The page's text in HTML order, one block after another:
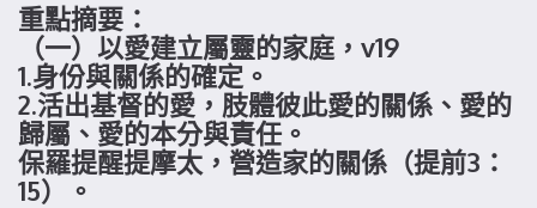
重點摘要：
（一）以愛建立屬靈的家庭，v19
1.身份與關係的確定。
2.活出基督的愛，肢體彼此愛的關係、愛的
歸屬、愛的本分與責任。
保羅提醒提摩太，營造家的關係（提前3：
15）。